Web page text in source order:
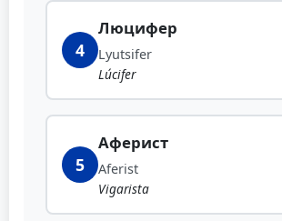
4
Люцифер
Lyutsifer
Lúcifer
5
Аферист
Aferist
Vigarista